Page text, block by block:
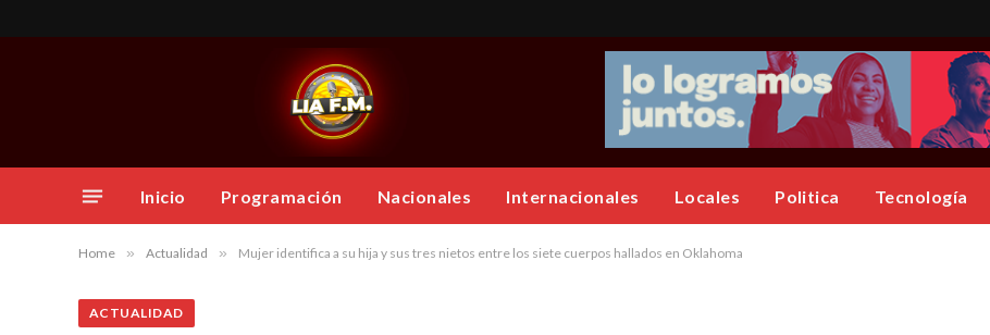
Inicio Programación Nacionales Internacionales Locales Politica Tecnología
Home » Actualidad » Mujer identifica a su hija y sus tres nietos entre los siete cuerpos hallados en Oklahoma
ACTUALIDAD